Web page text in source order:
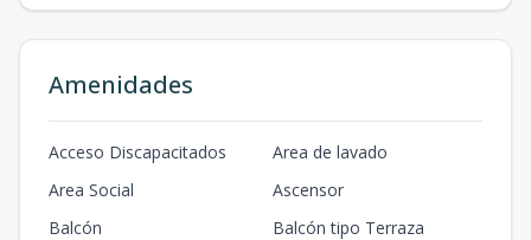
Amenidades
Acceso Discapacitados
Area de lavado
Area Social
Ascensor
Balcón
Balcón tipo Terraza